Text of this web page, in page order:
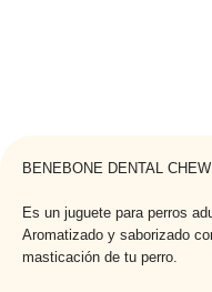
BENEBONE DENTAL
Es un juguete para perros
Aromatizado y saborizado
masticación de tu perro.